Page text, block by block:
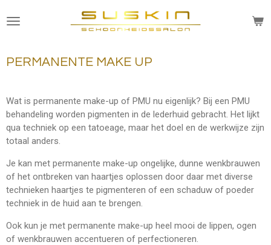
direct
hoofdinhoud
PERMANENTE MAKE UP
Wat is permanente make-up of PMU nu eigenlijk? Bij een PMU
behandeling worden pigmenten in de lederhuid gebracht. Het lijkt
qua techniek op een tatoeage, maar het doel en de werkwijze zijn
totaal anders.
Je kan met permanente make-up ongelijke, dunne wenkbrauwen
of het ontbreken van haartjes oplossen door daar met diverse
technieken haartjes te pigmenteren of een schaduw of poeder
techniek in de huid aan te brengen.
Ook kun je met permanente make-up heel mooi de lippen, ogen
of wenkbrauwen accentueren of perfectioneren.